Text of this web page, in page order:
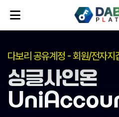
자동화된 온라인 마케팅 지원
SEO 마케팅
키워드 마케팅